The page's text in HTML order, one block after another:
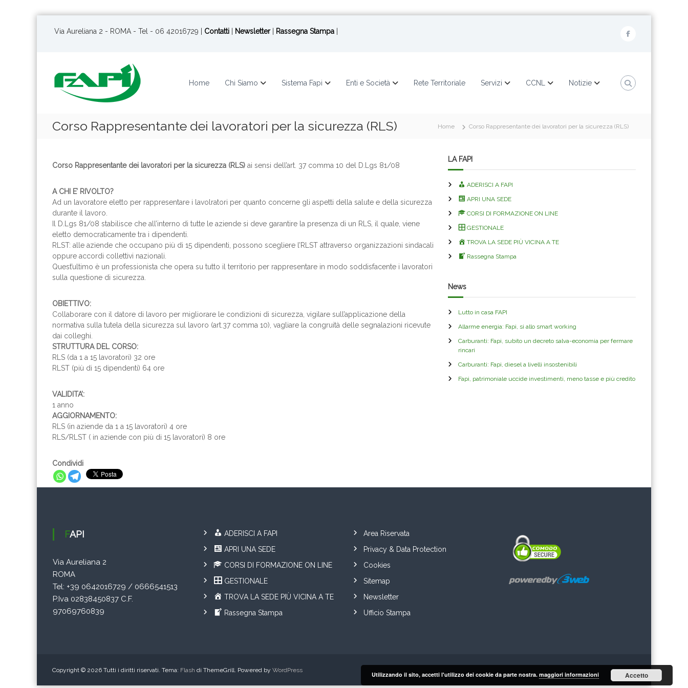
Via Aureliana 2 - ROMA - Tel - 06 42016729 | Contatti Newsletter Rassegna Stampa F
e
Home Chi Siamo Sistema Fapi Enti e Società Rete Territoriale Servizi CCNL Notizie
Corso Rappresentante dei lavoratori per la sicurezza (RLS) Home Corso Rappresentante dei lavoratori per la sicurezza (RLS)
Corso Rappresentante dei lavoratori per la sicurezza (RLS) ai sensi dell’art. 37 comma 10 del D.Lgs 81/08
A CHI E’ RIVOLTO?
Ad un lavoratore eletto per rappresentare i lavolratori per quanto concerne gli aspetti della salute e della sicurezza
durante il lavoro.
Il D.Lgs 81/08 stabilisce che all’interno di tutte le aziende si deve garantire la presenza di un RLS, il quale, viene
eletto democraticamente tra i dipendenti.
RLST: alle aziende che occupano più di 15 dipendenti, possono scegliere l’RLST attraverso organizzazioni sindacali
oppure accordi collettivi nazionali.
Quest’ultimo è un professionista che opera su tutto il territorio per rappresentare in modo soddisfacente i lavoratori
sulla questione di sicurezza.
OBIETTIVO:
Collaborare con il datore di lavoro per migliorare le condizioni di sicurezza, vigilare sull’applicazione della
normativa sulla tutela della sicurezza sul lavoro (art.37 comma 10), vagliare la congruità delle segnalazioni ricevute
dai colleghi.
STRUTTURA DEL CORSO:
RLS (da 1 a 15 lavoratori) 32 ore
RLST (più di 15 dipendenti) 64 ore
VALIDITA’:
1 anno
AGGIORNAMENTO:
RLS (in aziende da 1 a 15 lavoratori) 4 ore
RLS/RLST ( in aziende con più di 15 lavoratori) 8 ore
Condividi
LA FAPI
ADERISCI A FAPI
APRI UNA SEDE
CORSI DI FORMAZIONE ON LINE
GESTIONALE
TROVA LA SEDE PIÙ VICINA A TE
Rassegna Stampa
News
Lutto in casa FAPI
Allarme energia: Fapi, si allo smart working
Carburanti: Fapi, subito un decreto salva-economia per fermare
rincari
Carburanti: Fapi, diesel a livelli insostenibili
Fapi, patrimoniale uccide investimenti, meno tasse e più credito
FAPI
Via Aureliana 2
ROMA
Tel: +39 0642016729 / 0666541513
P.Iva 02838450837 C.F.
97069760839
ADERISCI A FAPI
APRI UNA SEDE
CORSI DI FORMAZIONE ON LINE
GESTIONALE
TROVA LA SEDE PIÙ VICINA A TE
Rassegna Stampa
Area Riservata
Privacy & Data Protection
Cookies
Sitemap
Newsletter
Ufficio Stampa
Copyright © 2026 Tutti i diritti riservati. Tema: Flash di ThemeGrill. Powered by WordPress
Utilizzando il sito, accetti l'utilizzo dei cookie da parte nostra. maggiori informazioni Accetto